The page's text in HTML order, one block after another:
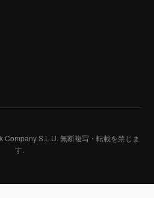
Company S.L.U. 無断複写・転載を禁じま
す.